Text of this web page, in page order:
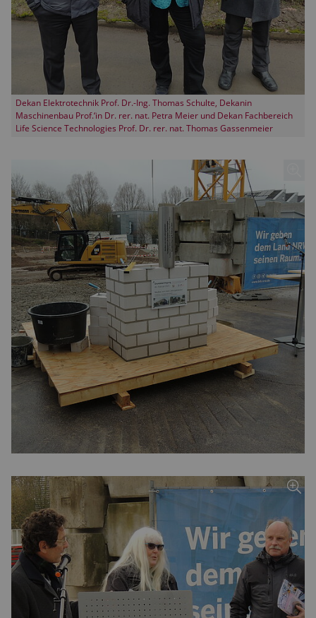
Dekan Elektrotechnik Prof. Dr.-Ing. Thomas Schulte, Dekanin
Maschinenbau Prof.‘in Dr. rer. nat. Petra Meier und Dekan Fachbereich
Life Science Technologies Prof. Dr. rer. nat. Thomas Gassenmeier